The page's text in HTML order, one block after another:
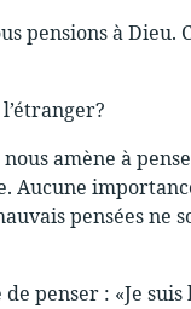
pensions à
amène à
Aucune
pensées ne
penser : «Je